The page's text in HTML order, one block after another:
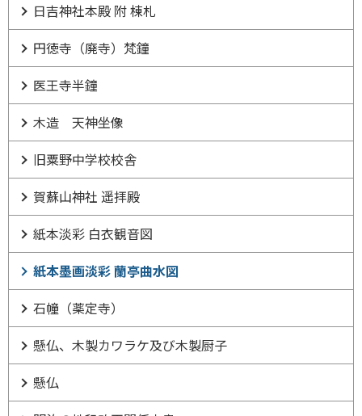
日吉神社本殿 附 棟札
円徳寺（廃寺）梵鐘
医王寺半鐘
木造 天神坐像
旧粟野中学校校舎
賀蘇山神社 遥拝殿
紙本淡彩 白衣観音図
紙本墨画淡彩 蘭亭曲水図
石幢（薬定寺）
懸仏、木製カワラケ及び木製厨子
懸仏